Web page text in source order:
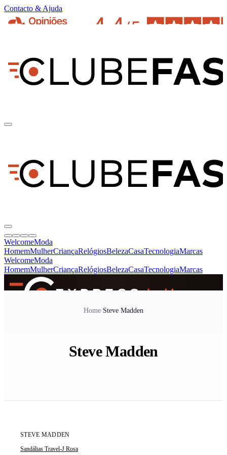
Contacto & Ajuda
WelcomeModa
HomemMulherCriançaRelógiosBelezaCasaTecnologiaMarcas
WelcomeModa
HomemMulherCriançaRelógiosBelezaCasaTecnologiaMarcas
Home/Steve Madden
Steve Madden
STEVE MADDEN
Sandálias Travel-J Rosa